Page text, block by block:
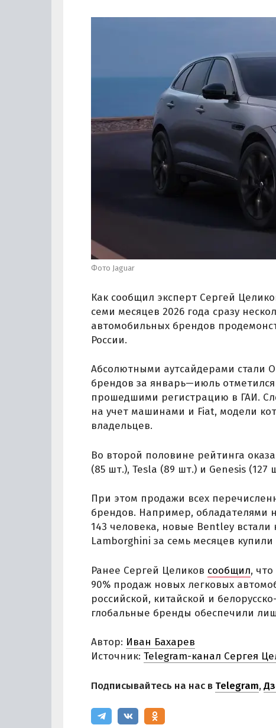
Фото Jaguar
Как сообщил эксперт Сергей
семи месяцев 2026 года сразу
автомобильных брендов
России.
Абсолютными аутсайдерами стали
брендов за январь—июль
прошедшими регистрацию в ГАИ.
на учет машинами и Fiat, модели
владельцев.
Во второй половине рейтинга
(85 шт.), Tesla (89 шт.) и Genesis (127
При этом продажи всех
брендов. Например, обладателями
143 человека, новые Bentley встали
Lamborghini за семь месяцев купили
Ранее Сергей Целиков сообщил,
90% продаж новых легковых
российской, китайской и
глобальные бренды обеспечили
Автор: Иван Бахарев
Источник: Telegram-канал Сергея
Подписывайтесь на нас в Telegram,